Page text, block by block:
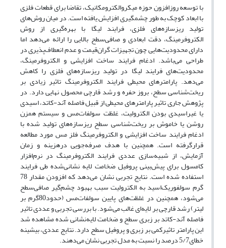
با توسعه روزافزون حوزه میکروالکترومکانیک، تقاضا برای قطعات فلزی
با ابعاد کوچک به طور چشمگیری افزایش یافته است. در میان روش‌های
تولید ریزسازه‌های فلزی، فرایند لیگا با بهره‌گیری از روش
الکتروفرمینگ، دقت ابعادی و صافی‌سطح بالایی را ارائه می‌دهد اما
دارای محدودیت‌هایی چون تجهیزات گران‌قیمت و عدم انعطاف‌پذیری در
طراحی می‌باشد. ادغام فرایند ساخت افزایشی و الکتروفرمینگ،
محدودیت‌های فرایند لیگا در تولید ریزسازه‌های فلزی را کاهش
می‌دهد. پارامترهای محیطی فرایند الکتروفرمینگ تاثیر زیادی بر
ریخت‌شناسی سطح، بروز حفره و رشد قارچی محصول نهایی دارد. در
پژوهش جاری تاثیر پارامترهای محیطی از قبیل فاصله آند-کاتد، اسیدی
یا غیراسیدی ‌بودن الکترولیت، غلظت سولفات‌مس و سیستم همزن
روشن یا خاموش بر ریخت‌شناسی سطح ریزسازه‌های تولید شده با
ادغام فرایند ساخت افزایشی و الکتروفرمینگ فلز مس مورد مطالعه
قرارگرفته است. همچنین با هدف صرفه‌جویی درهزینه و زمان
آزمایش، از شبیه‌سازی عددی فرایند الکتروفرمینگ در نرم‌افزار
کامسول برای پیش‌بینی پروفیل ضخامت لایه نشانی‌شده طی فرایند
استفاده ‌شده است. نتایج تجربی نشان می‌دهد که افزودن مقدار 78
گرم سولفوریک‌اسید به الکترولیت سبب بهبود چشم‌گیر صافی‌سطح
می‌شود، همچنین در غلظت‌های پایین سولفات‌مس (حدود80گرم بر
لیتر) رشد قارچی بر لایه‌ای غالب می‌شود. با بررسی تجربی و عددی تاثیر
فاصله آند-کاتد بر زبری سطح و ضخامت لایه‌نشانی شده مشاهده شد
این پارامتر تاثیرکمی بر زبری و پروفیل سطح دارد. نتایج عددی، بیشینه
خطای5/7 درصد را نسبت به مدل تجربی نشان ‌می‌دهند.